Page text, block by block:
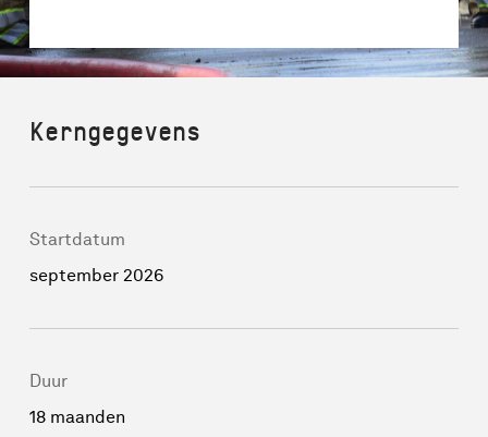
Kerngegevens
Startdatum
september 2026
Duur
18 maanden